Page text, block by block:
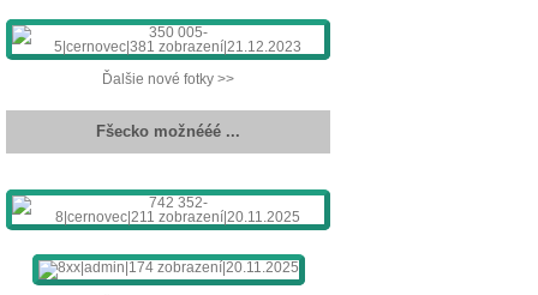
Ďalšie nové fotky >>
Fšecko možnééé ...